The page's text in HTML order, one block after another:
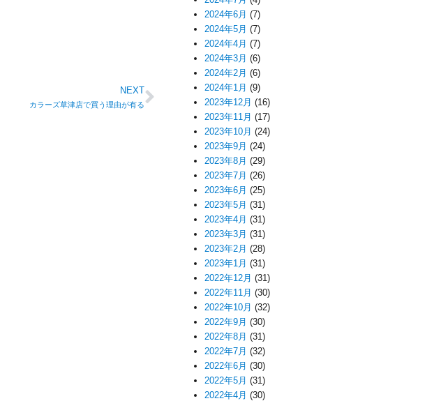
NEXT
カラーズ草津店で買う理由が有る
2024年6月 (7)
2024年5月 (7)
2024年4月 (7)
2024年3月 (6)
2024年2月 (6)
2024年1月 (9)
2023年12月 (16)
2023年11月 (17)
2023年10月 (24)
2023年9月 (24)
2023年8月 (29)
2023年7月 (26)
2023年6月 (25)
2023年5月 (31)
2023年4月 (31)
2023年3月 (31)
2023年2月 (28)
2023年1月 (31)
2022年12月 (31)
2022年11月 (30)
2022年10月 (32)
2022年9月 (30)
2022年8月 (31)
2022年7月 (32)
2022年6月 (30)
2022年5月 (31)
2022年4月 (30)